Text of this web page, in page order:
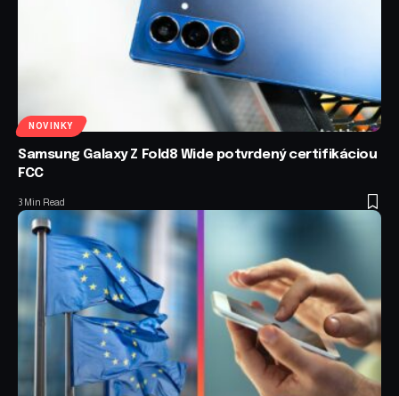
NOVINKY
Samsung Galaxy Z Fold8 Wide potvrdený certifikáciou
FCC
3 Min Read